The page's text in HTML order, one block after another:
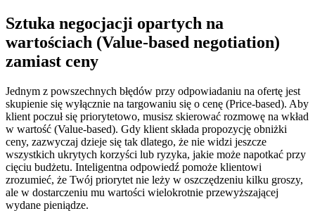
Sztuka negocjacji opartych na
wartościach (Value-based negotiation)
zamiast ceny
Jednym z powszechnych błędów przy odpowiadaniu na ofertę jest
skupienie się wyłącznie na targowaniu się o cenę (Price-based). Aby
klient poczuł się priorytetowo, musisz skierować rozmowę na wkład
w wartość (Value-based). Gdy klient składa propozycję obniżki
ceny, zazwyczaj dzieje się tak dlatego, że nie widzi jeszcze
wszystkich ukrytych korzyści lub ryzyka, jakie może napotkać przy
cięciu budżetu. Inteligentna odpowiedź pomoże klientowi
zrozumieć, że Twój priorytet nie leży w oszczędzeniu kilku groszy,
ale w dostarczeniu mu wartości wielokrotnie przewyższającej
wydane pieniądze.